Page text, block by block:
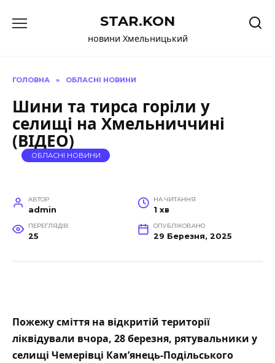
до
STAR.KON
новини Хмельницький
ГОЛОВНА » ОБЛАСНІ НОВИНИ
Шини та тирса горіли у
селищі на Хмельниччині
(ВІДЕО)
ОБЛАСНІ НОВИНИ
АВТОР
admin
НА ЧИТАННЯ
1 хв
ПЕРЕГЛЯДІВ
25
ОПУБЛІКОВАНО
29 Березня, 2025
Пожежу сміття на відкритій території
ліквідували вчора, 28 березня, рятувальники у
селищі Чемерівці Кам’янець-Подільського